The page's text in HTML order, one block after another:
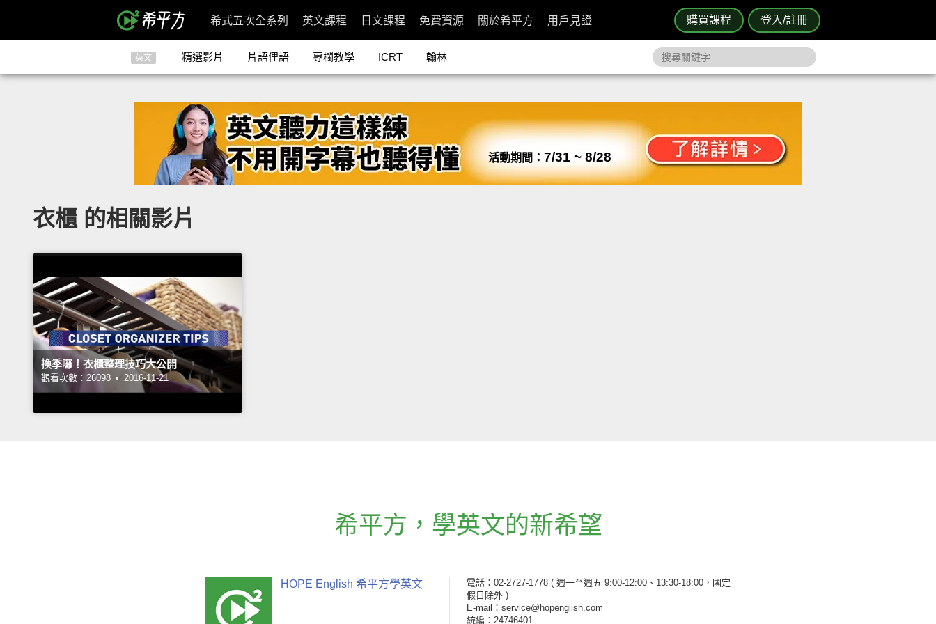
購買課程 登入/註冊
希式五次全系列 英文課程 日文課程 免費資源 關於希平方 用戶見證
英文 精選影片 片語俚語 專欄教學 ICRT 翰林
活動期間： 7/31 ~ 8/28
衣櫃 的相關影片
換季囉！衣櫃整理技巧大公開
觀看次數：26098 • 2016-11-21
希平方 ， 學英文的新希望
HOPE English 希平方學英文 電話：02-2727-1778 ( 週一至週五 9:00-12:00、13:30-18:00，國定
假日除外 )
E-mail：service@hopenglish.com
統編：24746401